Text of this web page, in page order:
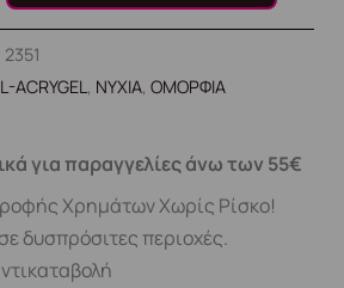
2351
ACRYGEL , ΝΥΧΙΑ, ΟΜΟΡΦΙΑ
για παραγγελίες άνω των 55€
Χρημάτων Χωρίς Ρίσκο!
δυσπρόσιτες περιοχές.